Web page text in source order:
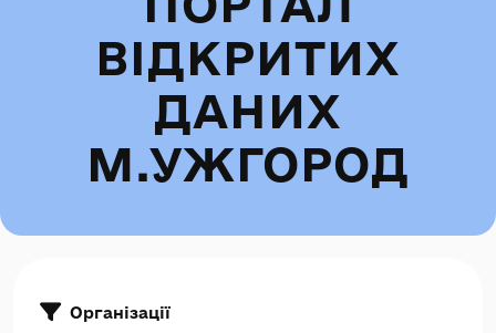
ВІДКРИТИХ
ДАНИХ
М.УЖГОРОД
Організації